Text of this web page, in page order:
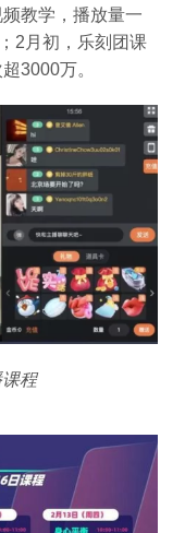
教学，播放量一
2月初，乐刻团课
3000万。
程